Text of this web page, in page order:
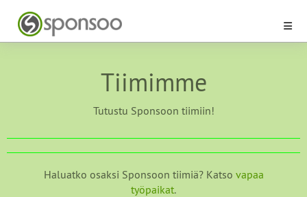
Tiimimme
Tutustu Sponsoon tiimiin!
Haluatko osaksi Sponsoon tiimiä? Katso vapaa
työpaikat.